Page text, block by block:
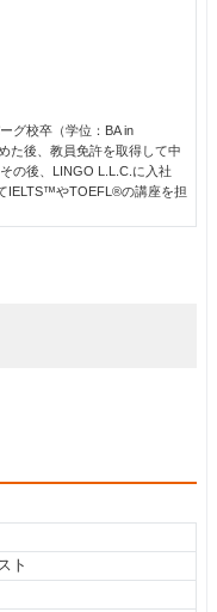
グ校卒（学位：BA in
た後、教員免許を取得して中
の後、LINGO L.L.C.に入社
IELTS™やTOEFL®の講座を担
ト